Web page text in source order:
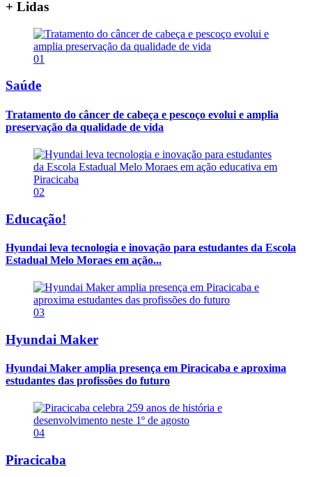
+ Lidas
01
Saúde
Tratamento do câncer de cabeça e pescoço evolui e amplia
preservação da qualidade de vida
02
Educação!
Hyundai leva tecnologia e inovação para estudantes da Escola
Estadual Melo Moraes em ação...
03
Hyundai Maker
Hyundai Maker amplia presença em Piracicaba e aproxima
estudantes das profissões do futuro
04
Piracicaba